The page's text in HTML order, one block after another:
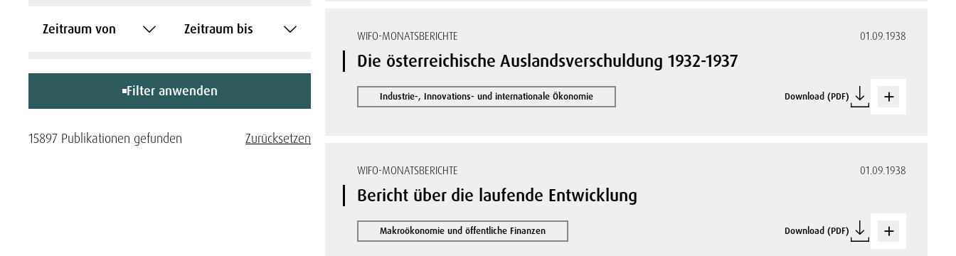
Zeitraum von Zeitraum bis
Filter anwenden
15897 Publikationen gefunden Zurücksetzen
WIFO-MONATSBERICHTE 01.09.1938
Die österreichische Auslandsverschuldung 1932-1937
Industrie-, Innovations- und internationale Ökonomie Download (PDF)
WIFO-MONATSBERICHTE 01.09.1938
Bericht über die laufende Entwicklung
Makroökonomie und öffentliche Finanzen Download (PDF)